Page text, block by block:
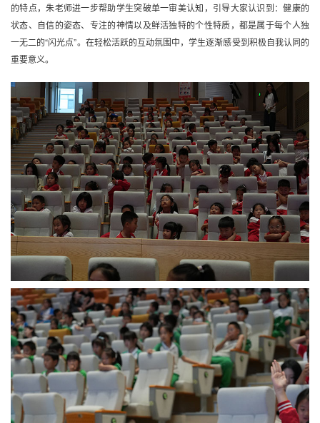
的特点，朱老师进一步帮助学生突破单一审美认知，引导大家认识到：健康的
状态、自信的姿态、专注的神情以及鲜活独特的个性特质，都是属于每个人独
一无二的“闪光点”。在轻松活跃的互动氛围中，学生逐渐感受到积极自我认同的
重要意义。